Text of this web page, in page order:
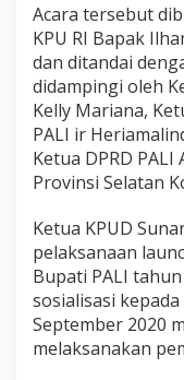
Acara tersebut
KPU RI Bapak
dan ditandai
didampingi oleh
Kelly Mariana,
PALI ir
Ketua DPRD
Provinsi Selatan
Ketua KPUD
pelaksanaan
Bupati PALI
sosialisasi
September 2020
melaksanakan